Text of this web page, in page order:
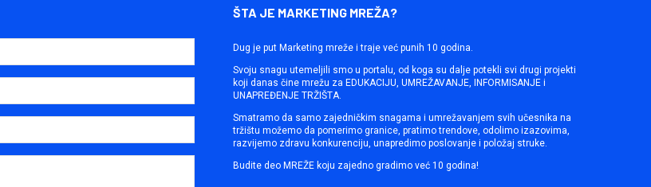
ŠTA JE MARKETING MREŽA?
Dug je put Marketing mreže i traje već punih 10 godina.
Svoju snagu utemeljili smo u portalu, od koga su dalje potekli svi drugi projekti
koji danas čine mrežu za EDUKACIJU, UMREŽAVANJE, INFORMISANJE i
UNAPREĐENJE TRŽIŠTA.
Smatramo da samo zajedničkim snagama i umrežavanjem svih učesnika na
tržištu možemo da pomerimo granice, pratimo trendove, odolimo izazovima,
razvijemo zdravu konkurenciju, unapredimo poslovanje i položaj struke.
Budite deo MREŽE koju zajedno gradimo već 10 godina!